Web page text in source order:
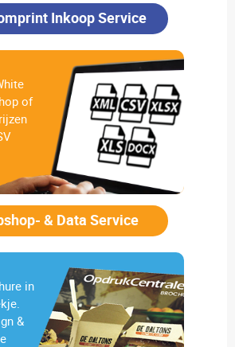
Inkoop Service
of
& Data Service
in
&